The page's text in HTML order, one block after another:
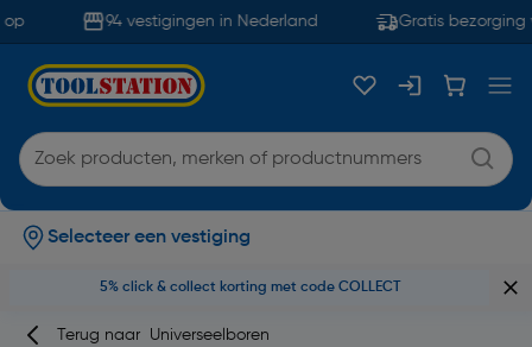
94 vestigingen in Nederland Gratis bezorging
Selecteer een vestiging
5% click & collect korting met code COLLECT
Terug naar Universeelboren